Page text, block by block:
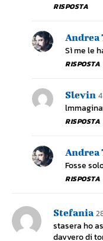
RISPOSTA
Andrea
Sì me le
RISPOSTA
Slevin
RISPOSTA
Andrea
Fosse
RISPOSTA
Stefania
stasera ho
davvero di